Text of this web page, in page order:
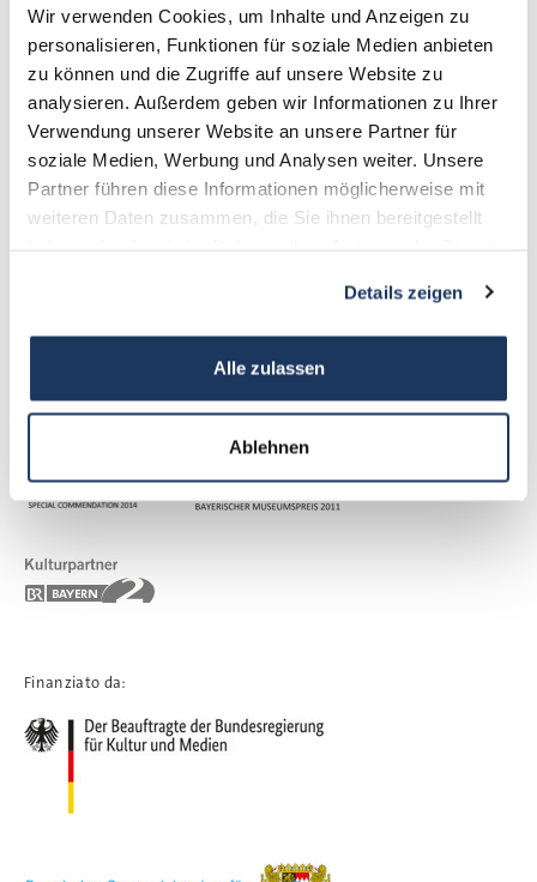
Wir verwenden Cookies, um Inhalte und Anzeigen zu
personalisieren, Funktionen für soziale Medien anbieten
zu können und die Zugriffe auf unsere Website zu
analysieren. Außerdem geben wir Informationen zu Ihrer
Verwendung unserer Website an unsere Partner für
soziale Medien, Werbung und Analysen weiter. Unsere
Partner führen diese Informationen möglicherweise mit
weiteren Daten zusammen, die Sie ihnen bereitgestellt
Details zeigen
Alle zulassen
Ablehnen
+49 9603-90390-0
information@gedenkstaette-flossenbuerg.de
Contatto
Chi siamo
Associazione degli Amici
Finanziato da: